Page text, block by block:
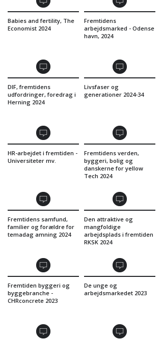
Babies and fertility, The
Economist 2024
Fremtidens
arbejdsmarked - Odense
havn, 2024
DIF, fremtidens
udfordringer, foredrag i
Herning 2024
Livsfaser og
generationer 2024-34
HR-arbejdet i fremtiden -
Universiteter mv.
Fremtidens verden,
byggeri, bolig og
danskerne for yellow
Tech 2024
Fremtidens samfund,
familier og forældre for
temadag amning 2024
Den attraktive og
mangfoldige
arbejdsplads i fremtiden
RKSK 2024
Fremtiden byggeri og
byggebranche -
CHRconcrete 2023
De unge og
arbejdsmarkedet 2023